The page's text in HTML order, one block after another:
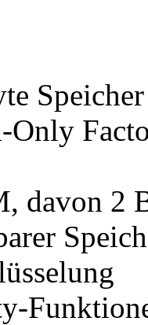
Speicher
Only
davon 2